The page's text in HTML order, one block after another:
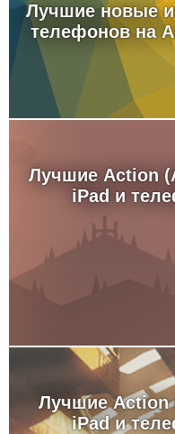
Лучшие новые
телефонов на
Лучшие Action
iPad и
Лучшие Action
iPad и